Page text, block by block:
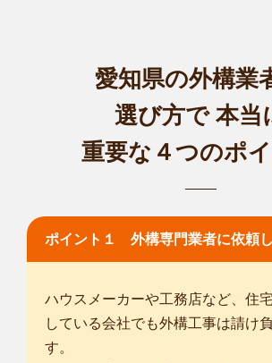
愛知県の外構業
選び方で本当
重要な４つのポ
ポイント１ 外構専門業者に依頼
ハウスメーカーや工務店など、住
している会社でも外構工事は請け
す。